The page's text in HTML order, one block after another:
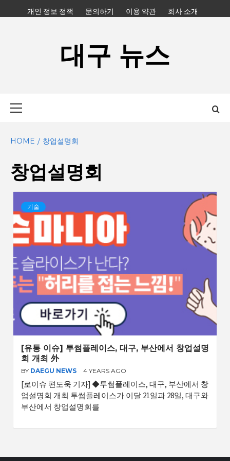
to
개인 정보 정책 문의하기 이용 약관 회사 소개
대구 뉴스
HOME 창업설명회
창업설명회
기술
[유통 이슈] 투썸플레이스, 대구, 부산에서 창업설명
회 개최 外
BY DAEGU NEWS 4 YEARS AGO
[로이슈 편도욱 기자] ◆투썸플레이스, 대구, 부산에서 창
업설명회 개최 투썸플레이스가 이달 21일과 28일, 대구와
부산에서 창업설명회를